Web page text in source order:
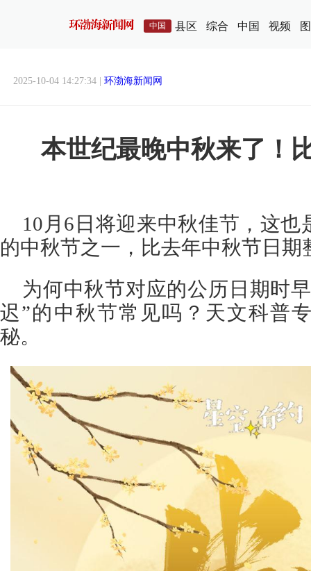
中国 县区 综合 中国 视频
2025-10-04 14:27:34 | 环渤海新闻网
本世纪最晚中秋来了！
10月6日将迎来中秋佳节，这
的中秋节之一，比去年中秋节日期
为何中秋节对应的公历日期时
迟”的中秋节常见吗？天文科普
秘。